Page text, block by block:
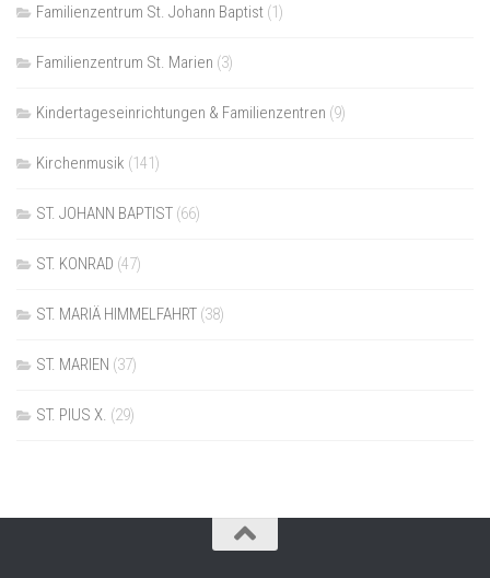
Familienzentrum St. Johann Baptist (1)
Familienzentrum St. Marien (3)
Kindertageseinrichtungen & Familienzentren (9)
Kirchenmusik (141)
ST. JOHANN BAPTIST (66)
ST. KONRAD (47)
ST. MARIÄ HIMMELFAHRT (38)
ST. MARIEN (37)
ST. PIUS X. (29)